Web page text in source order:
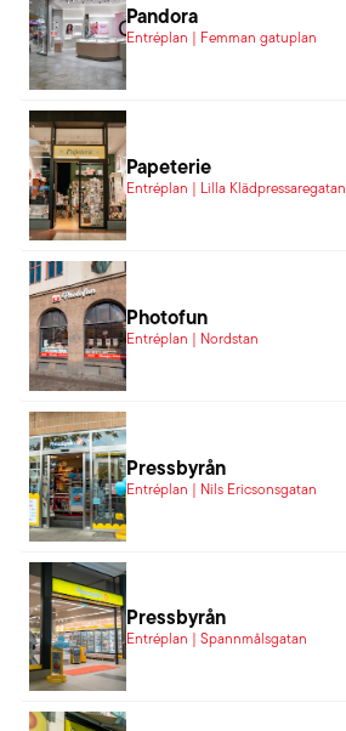
Pandora
Entréplan | Femman gatuplan
Papeterie
Entréplan | Lilla Klädpressaregatan
Photofun
Entréplan | Nordstan
Pressbyrån
Entréplan | Nils Ericsonsgatan
Pressbyrån
Entréplan | Spannmålsgatan